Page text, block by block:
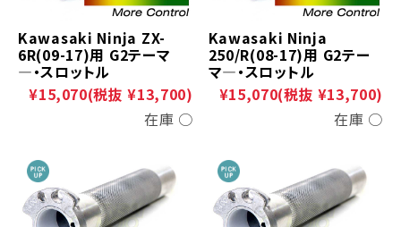
Kawasaki Ninja ZX-
6R(09-17)用 G2テーマ
―・スロットル
¥15,070(税抜 ¥13,700)
在庫 ○
Kawasaki Ninja
250/R(08-17)用 G2テー
マ―・スロットル
¥15,070(税抜 ¥13,700)
在庫 ○